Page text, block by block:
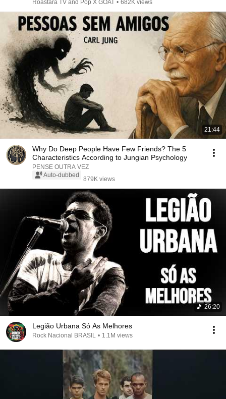
Roastara TV and Pop X GOAT • 682K views
21:44
Why Do Deep People Have Few Friends? The 5
Characteristics According to Jungian Psychology
PENSE OUTRA VEZ
Auto-dubbed
879K views
26:20
Legião Urbana Só As Melhores
Rock Nacional BRASIL • 1.1M views